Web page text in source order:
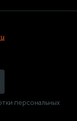
персональных